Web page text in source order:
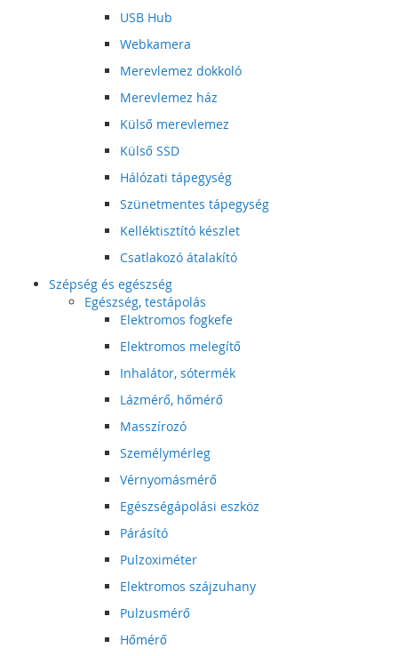
USB Hub
Webkamera
Merevlemez dokkoló
Merevlemez ház
Külső merevlemez
Külső SSD
Hálózati tápegység
Szünetmentes tápegység
Kelléktisztító készlet
Csatlakozó átalakító
Szépség és egészség
Egészség, testápolás
Elektromos fogkefe
Elektromos melegítő
Inhalátor, sótermék
Lázmérő, hőmérő
Masszírozó
Személymérleg
Vérnyomásmérő
Egészségápolási eszköz
Párásító
Pulzoximéter
Elektromos szájzuhany
Pulzusmérő
Hőmérő